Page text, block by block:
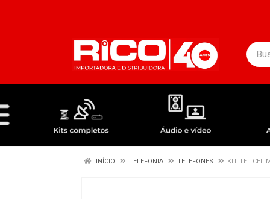
INÍCIO TELEFONIA TELEFONES KIT TEL CEL